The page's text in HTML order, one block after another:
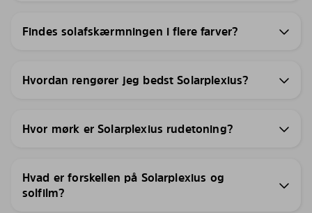
Findes solafskærmningen i flere farver?
Hvordan rengører jeg bedst Solarplexius?
Hvor mørk er Solarplexius rudetoning?
Hvad er forskellen på Solarplexius og
solfilm?